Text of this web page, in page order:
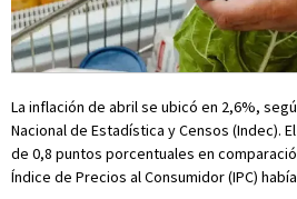
La inflación de abril se ubicó en 2,6%,
Nacional de Estadística y Censos (Indec).
de 0,8 puntos porcentuales en
Índice de Precios al Consumidor (IPC)